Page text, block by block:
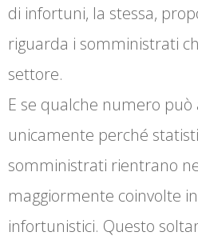
di infortuni, la stessa,
riguarda i somministrati
settore.
E se qualche numero
unicamente perché
somministrati rientrano
maggiormente coinvolte
infortunistici. Questo